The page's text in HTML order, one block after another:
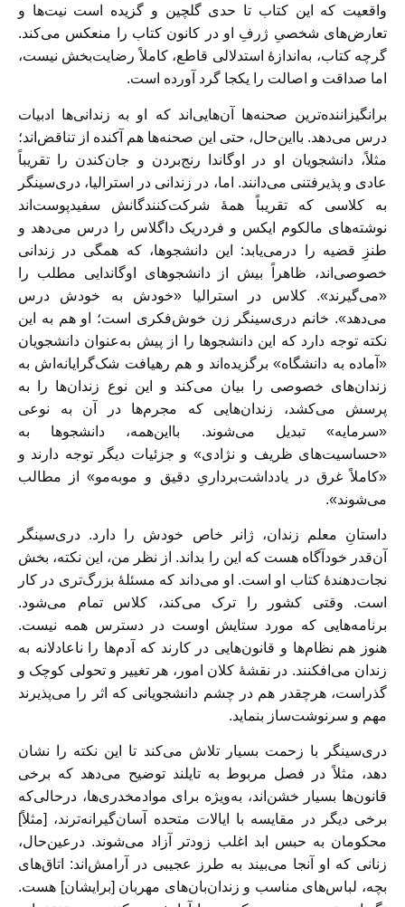
واقعیت که این کتاب تا حدی گلچین و گزیده است نیت‌ها و
تعارض‌های شخصیِ ژرفِ او در کانون کتاب را منعکس می‌کند.
گرچه کتاب، به‌اندازۀ استدلالی قاطع، کاملاً رضایت‌بخش نیست،
اما صداقت و اصالت را یکجا گرد آورده است.
برانگیزاننده‌ترین صحنه‌ها آن‌هایی‌اند که او به زندانی‌ها ادبیات
درس می‌دهد. بااین‌حال، حتی این صحنه‌ها هم آکنده از تناقض‌اند؛
مثلاً، دانشجویان او در اوگاندا رنج‌بردن و جان‌کندن را تقریباً
عادی و پذیرفتنی می‌دانند. اما، در زندانی در استرالیا، دری‌سینگر
به کلاسی که تقریباً همۀ شرکت‌کنندگانش سفیدپوست‌اند
نوشته‌های مالکوم ایکس و فردریک داگلاس را درس می‌دهد و
طنزِ قضیه را درمی‌یابد: این دانشجوها، که همگی در زندانی
خصوصی‌اند، ظاهراً بیش از دانشجوهای اوگاندایی مطلب را
«می‌گیرند». کلاس در استرالیا «خودش به خودش درس
می‌دهد». خانم دری‌سینگر زن خوش‌فکری است؛ او هم به این
نکته توجه دارد که این دانشجوها را از پیش به‌عنوان دانشجویان
«آماده به دانشگاه» برگزیده‌اند و هم رهیافت شک‌گرایانه‌اش به
زندان‌های خصوصی را بیان ‌می‌کند و این نوع زندان‌ها را به‌
پرسش‌ می‌کشد، زندان‌هایی که مجرم‌ها در آن به نوعی
«سرمایه» تبدیل می‌شوند. بااین‌همه، دانشجوها به
«حساسیت‌های ظریف و نژادی» و جزئیات دیگر توجه دارند و
«کاملاً غرق در یادداشت‌برداریِ دقیق و موبه‌مو» از مطالب
می‌شوند».
داستانِ معلم زندان، ژانر خاص خودش را دارد. دری‌سینگر
آن‌قدر خودآگاه هست که این را بداند. از نظر من، این نکته، بخش
نجات‌دهندۀ کتاب او است. او می‌داند که مسئلۀ بزرگ‌تری در کار
است. وقتی کشور را ترک می‌کند، کلاس تمام می‌شود.
برنامه‌هایی که مورد ستایش اوست در دسترس همه نیست.
هنوز هم نظام‌ها و قانون‌هایی در کارند که آدم‌ها را ناعادلانه به
زندان می‌افکنند. در نقشۀ کلان امور، هر تغییر و تحولی کوچک و
گذراست، هرچقدر هم در چشم دانشجویانی که اثر را می‌پذیرند
مهم و سرنوشت‌ساز بنماید.
دری‌سینگر با زحمت بسیار تلاش می‌کند تا این نکته را نشان
دهد، مثلاً در فصل مربوط به تایلند توضیح می‌دهد که برخی
قانون‌ها بسیار خشن‌اند، به‌ویژه برای موادمخدری‌ها، درحالی‌که
برخی دیگر در مقایسه با ایالات متحده آسان‌گیرانه‌ترند، [مثلاً]
محکومان به حبس ابد اغلب زودتر آزاد می‌شوند. درعین‌حال،
زنانی که او آنجا می‌بیند به‌ طرز عجیبی در آرامش‌اند: اتاق‌های
‌بچه، لباس‌های مناسب و زندان‌بان‌های مهربان [برایشان] هست.